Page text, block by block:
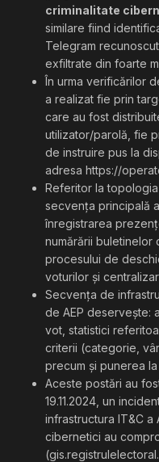
criminalitate
similare fiind
Telegram
exfiltrate din foarte
În urma verificărilor
a realizat fie prin
care au fost
utilizator/parolă, fie
de instruire pus la
adresa https://
Referitor la
secvența principală
înregistrarea
numărării
procesului de
voturilor și
Secvența de
de AEP deservește:
vot, statistici
criterii (categorie,
precum și punerea
Aceste postări au
19.11.2024, un
infrastructura IT&C a
cibernetici au